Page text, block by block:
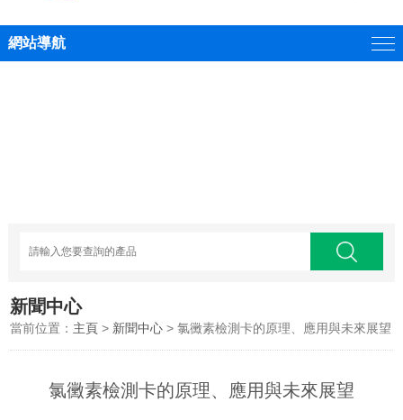
網站導航
新聞中心
當前位置： 主頁 > 新聞中心 > 氯黴素檢測卡的原理、應用與未來展望
氯黴素檢測卡的原理、應用與未來展望